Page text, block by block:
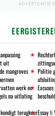
uit
mangroves
Politie
werk en
na uitlating
terugkeerEssay